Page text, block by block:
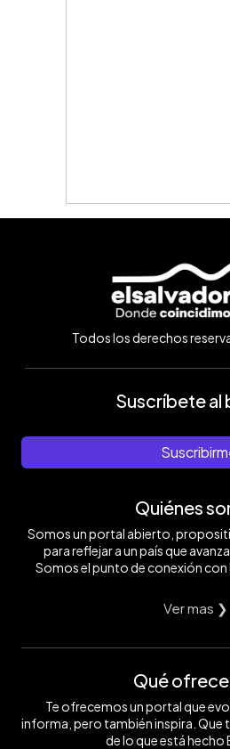
Todos los derechos
Suscríbete al
Quiénes
Somos un portal abierto,
para reflejar a un país que
Somos el punto de conexión con
Ver mas ❯
Qué
Te ofrecemos un portal que
informa, pero también inspira. Que
de lo que está hecho